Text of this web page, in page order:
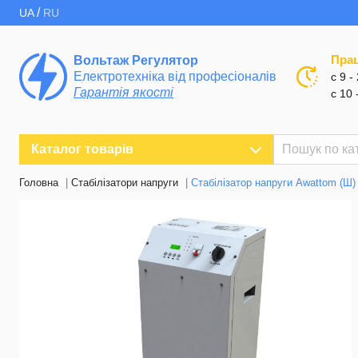
UA/ RU
Вольтаж Регулятор
Електротехніка від професіоналів
Гарантія якості
с 9 -
с 10
Каталог товарів
Головна Стабілізатори напруги Стабілізатор напруги Awattom